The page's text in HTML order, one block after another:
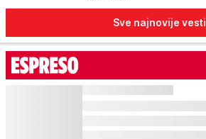
Sve najnovije vesti